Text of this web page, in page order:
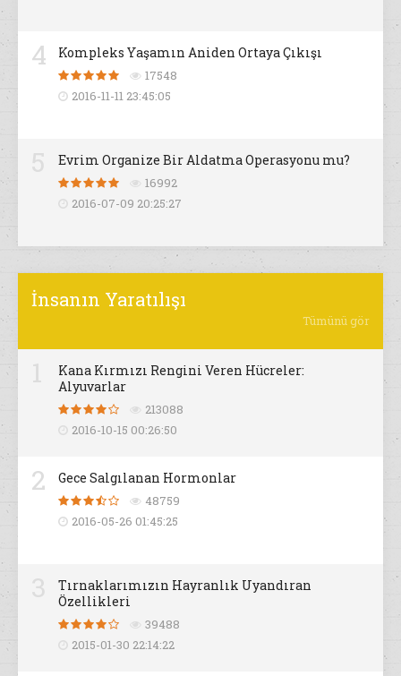
4 Kompleks Yaşamın Aniden Ortaya Çıkışı
17548
2016-11-11 23:45:05
Evrim Organize Bir Aldatma Operasyonu mu?
16992
2016-07-09 20:25:27
İnsanın Yaratılışı
Tümünü gör
Kana Kırmızı Rengini Veren Hücreler:
Alyuvarlar
213088
2016-10-15 00:26:50
2 Gece Salgılanan Hormonlar
48759
2016-05-26 01:45:25
Tırnaklarımızın Hayranlık Uyandıran
Özellikleri
39488
2015-01-30 22:14:22